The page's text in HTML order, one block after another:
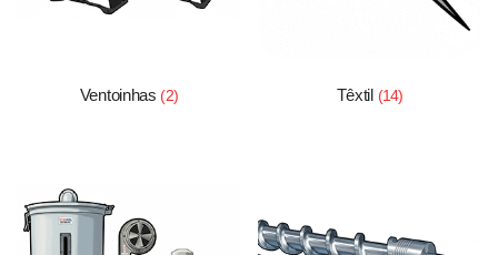
Ventoinhas (2) Têxtil (14)